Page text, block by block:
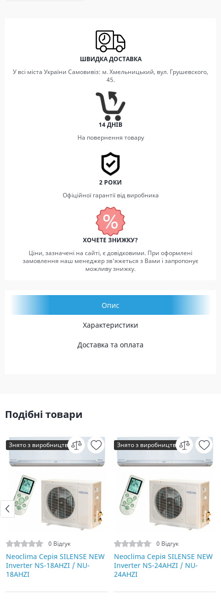
ШВИДКА ДОСТАВКА
У всі міста України Самовивіз: м. Хмельницький, вул. Грушевского,
45.
14 ДНІВ
На повернення товару
2 РОКИ
Офіційної гарантії від виробника
ХОЧЕТЕ ЗНИЖКУ?
Ціни, зазначені на сайті, є довідковими. При оформлені
замовлення наш менеджер зв'яжеться з Вами і запропонує
можливу знижку.
Опис
Характеристики
Доставка та оплата
Подібні товари
Знято з виробництва
0 Відгук
Neoclima Серія SILENSE NEW
Inverter NS-18AHZI / NU-
18AHZI
Знято з виробництва
0 Відгук
Neoclima Серія SILENSE NEW
Inverter NS-24AHZI / NU-
24AHZI